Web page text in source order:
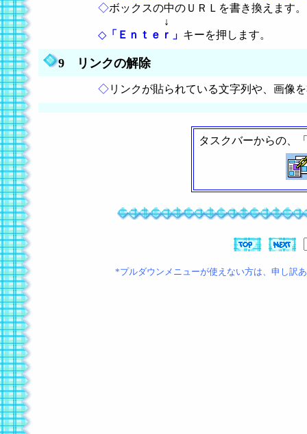
◇ボックスの中のＵＲＬを書き換えます。
↓
◇ 「Ｅｎｔｅｒ」 キーを押します。
9 リンクの解除
◇リンクが貼られている文字列や、画像を
タスクバーからの、
*プルダウンメニューが使えない方は、申し訳